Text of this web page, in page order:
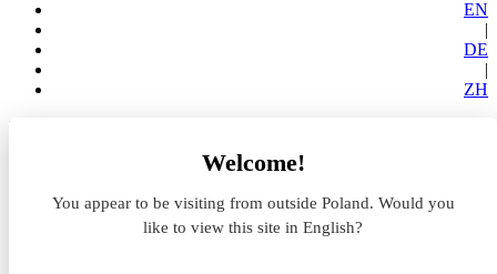
EN
|
DE
|
ZH
Welcome!
You appear to be visiting from outside Poland. Would you
like to view this site in English?
Lokalizacja